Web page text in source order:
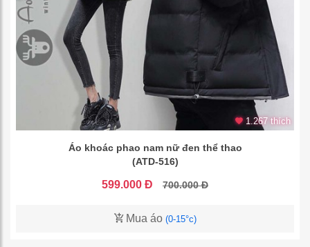
1.267 thích
Áo khoác phao nam nữ đen thể thao
(ATD-516)
599.000 Đ 700.000 Đ
Mua áo (0-15°c)